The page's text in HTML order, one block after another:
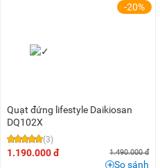
-20%
Quạt đứng lifestyle Daikiosan
DQ102X
(3)
1.190.000 đ 1.490.000 đ
So sánh